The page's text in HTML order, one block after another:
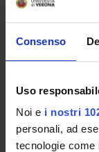
Consenso
Uso
Noi e i nostri
personali, ad
tecnologie
il monitoraggio
antiblastici e
Programma
MM:
Farmacologia
recettore,